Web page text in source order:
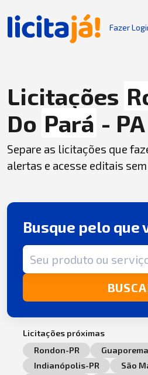
Fazer
Licitações
Do Pará - PA
Separe as licitações que
alertas e acesse editais
Busque pelo que
Termo de busca
Licitações próximas
Rondon-PR
Indianópolis-PR
São